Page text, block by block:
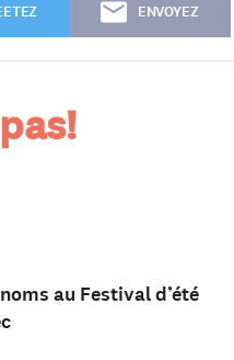
ENVOYEZ
au Festival d’été